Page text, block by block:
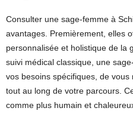
Consulter une sage-femme à
avantages. Premièrement, elles
personnalisée et holistique de la
suivi médical classique, une
vos besoins spécifiques, de
tout au long de votre parcours.
comme plus humain et